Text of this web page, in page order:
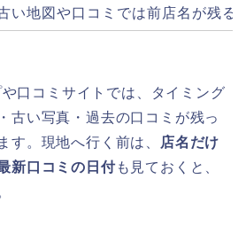
い地図や口コミでは前店名が残る
口コミサイトでは、タイミング
古い写真・過去の口コミが残っ
す。現地へ行く前は、
店名だけ
新口コミの日付も見ておくと、